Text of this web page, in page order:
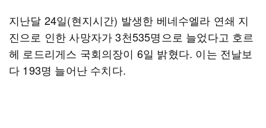
지난달 24일(현지시간) 발생한 베네수엘라 연쇄 지
진으로 인한 사망자가 3천535명으로 늘었다고 호르
헤 로드리게스 국회의장이 6일 밝혔다. 이는 전날보
다 193명 늘어난 수치다.